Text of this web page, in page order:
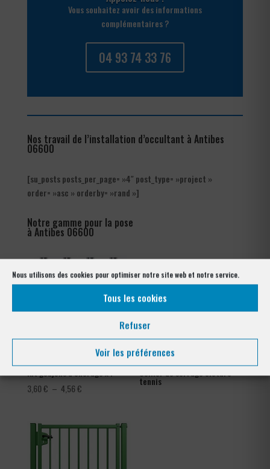
Nous utilisons des cookies pour optimiser notre site web et notre service.
Tous les cookies
Refuser
Voir les préférences
Vous souhaitez avoir des informations
complémentaires ?
04 93 74 33 76
Nos travail de l’installation d’occultant à Antibes
06600
[su_posts posts_per_page= »4″ post_type= »project »
order= »asc » orderby= »rand »]
Notre gamme pour la pose
à Antibes 06600
Kit goujons d’encrage x4
3,60€ – 4,56€Plage
3,60 €
Collier de serrage clôture
tennis